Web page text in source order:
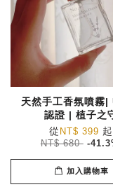
天然手工香氛噴霧|
認證 | 植子之
從 NT$ 399 起
NT$ 680 -
加入購物車